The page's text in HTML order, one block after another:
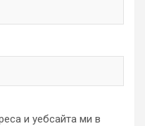
и уебсайта ми в